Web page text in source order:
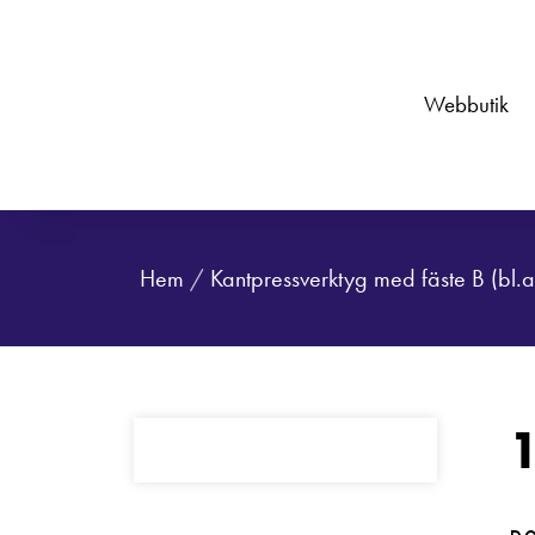
Webbutik
Hem / Kantpressverktyg med fäste B